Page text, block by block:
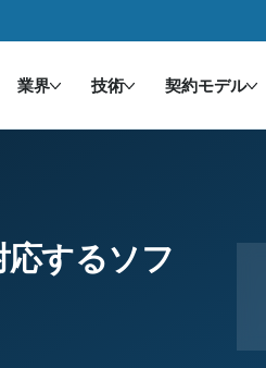
業界 技術 契約モデル
するソフ